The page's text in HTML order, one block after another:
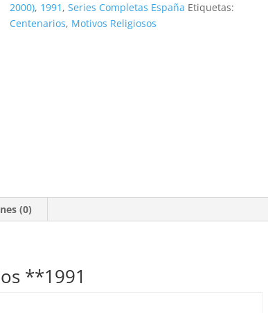
2000), 1991 ,Series Completas España Etiquetas:
Centenarios, Motivos Religiosos
(0)
**1991